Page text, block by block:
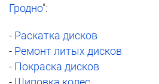
Гродно":
- Раскатка дисков
- Ремонт литых дисков
- Покраска дисков